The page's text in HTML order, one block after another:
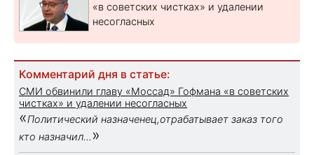
«в советских чистках» и удалении
несогласных
Комментарий дня в статье:
СМИ обвинили главу «Моссад» Гофмана «в советских
чистках» и удалении несогласных
«Политический назначенец,отрабатывает заказ того
кто назначил... »